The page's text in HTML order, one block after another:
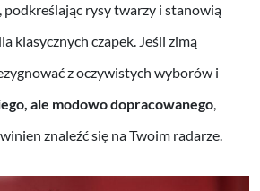
podkreślając rysy twarzy i stanowią
klasycznych czapek. Jeśli zimą
z oczywistych wyborów i
ale modowo dopracowanego,
znaleźć się na Twoim radarze.